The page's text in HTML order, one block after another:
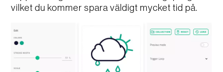
vilket du kommer spara väldigt mycket tid på.